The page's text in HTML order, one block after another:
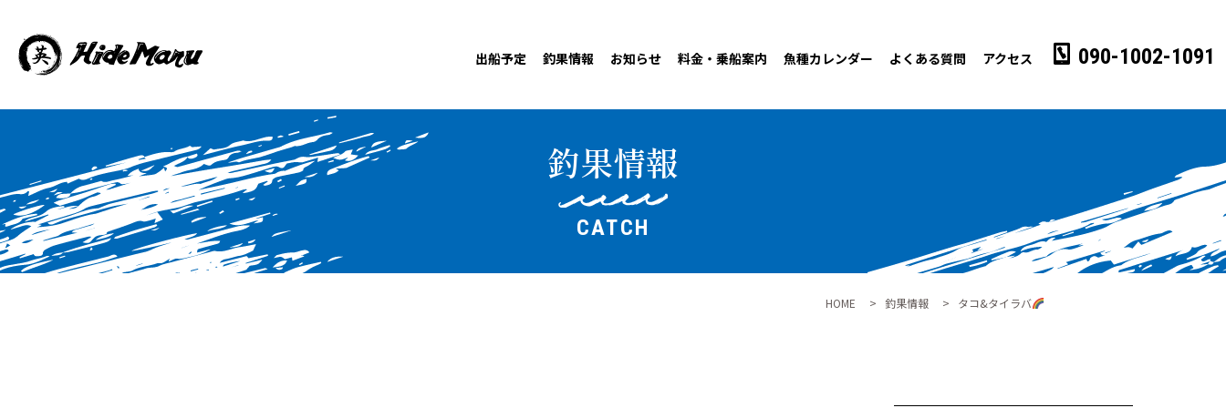
出船予定 釣果情報 お知らせ 料金・乗船案内 魚種カレンダー よくある質問 アクセス 090-1002-1091
釣果情報
CATCH
HOME > 釣果情報 > タコ&タイラバ